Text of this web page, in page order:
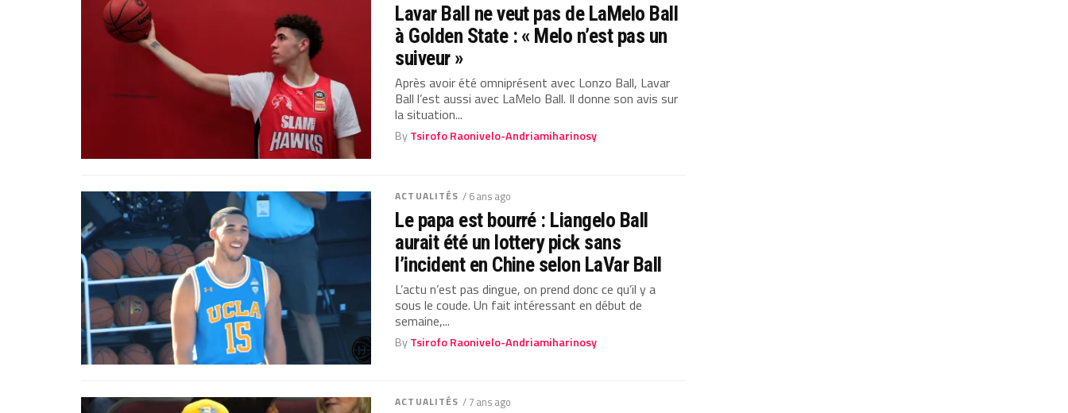
Lavar Ball ne veut pas de LaMelo Ball
à Golden State : « Melo n’est pas un
suiveur »
Après avoir été omniprésent avec Lonzo Ball, Lavar
Ball l’est aussi avec LaMelo Ball. Il donne son avis sur
la situation...
ByTsirofo Raonivelo-Andriamiharinosy
ACTUALITÉS / 6 ans ago
Le papa est bourré : Liangelo Ball
aurait été un lottery pick sans
l’incident en Chine selon LaVar Ball
L’actu n’est pas dingue, on prend donc ce qu’il y a
sous le coude. Un fait intéressant en début de
semaine,...
ByTsirofo Raonivelo-Andriamiharinosy
ACTUALITÉS / 7 ans ago